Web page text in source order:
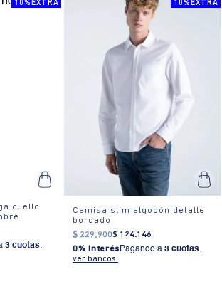
10%EXTRA
cuello
3 cuotas.
10%EXTRA
Camisa slim algodón detalle
bordado
$ 229.900$ 124.146
0% Interés Pagando a 3 cuotas.
ver bancos.